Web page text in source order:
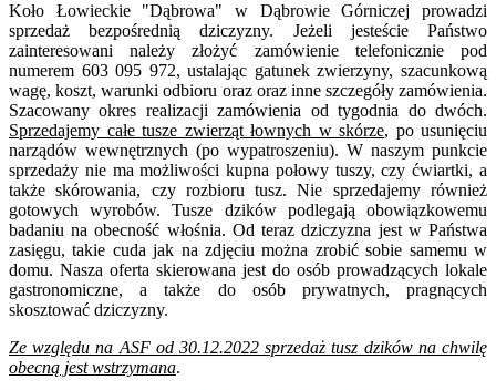
Koło Łowieckie "Dąbrowa" w Dąbrowie Górniczej prowadzi
sprzedaż bezpośrednią dziczyzny. Jeżeli jesteście Państwo
zainteresowani należy złożyć zamówienie telefonicznie pod
numerem 603 095 972, ustalając gatunek zwierzyny, szacunkową
wagę, koszt, warunki odbioru oraz oraz inne szczegóły zamówienia.
Szacowany okres realizacji zamówienia od tygodnia do dwóch.
Sprzedajemy całe tusze zwierząt łownych w skórze, po usunięciu
narządów wewnętrznych (po wypatroszeniu). W naszym punkcie
sprzedaży nie ma możliwości kupna połowy tuszy, czy ćwiartki, a
także skórowania, czy rozbioru tusz. Nie sprzedajemy również
gotowych wyrobów. Tusze dzików podlegają obowiązkowemu
badaniu na obecność włośnia. Od teraz dziczyzna jest w Państwa
zasięgu, takie cuda jak na zdjęciu można zrobić sobie samemu w
domu. Nasza oferta skierowana jest do osób prowadzących lokale
gastronomiczne, a także do osób prywatnych, pragnących
skosztować dziczyzny.
Ze względu na ASF od 30.12.2022 sprzedaż tusz dzików na chwilę
obecną jest wstrzymana.